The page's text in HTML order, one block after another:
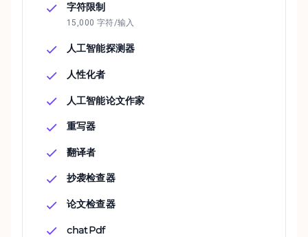
字符限制
15,000 字符/输入
人工智能探测器
人性化者
人工智能论文作家
重写器
翻译者
抄袭检查器
论文检查器
chatPdf